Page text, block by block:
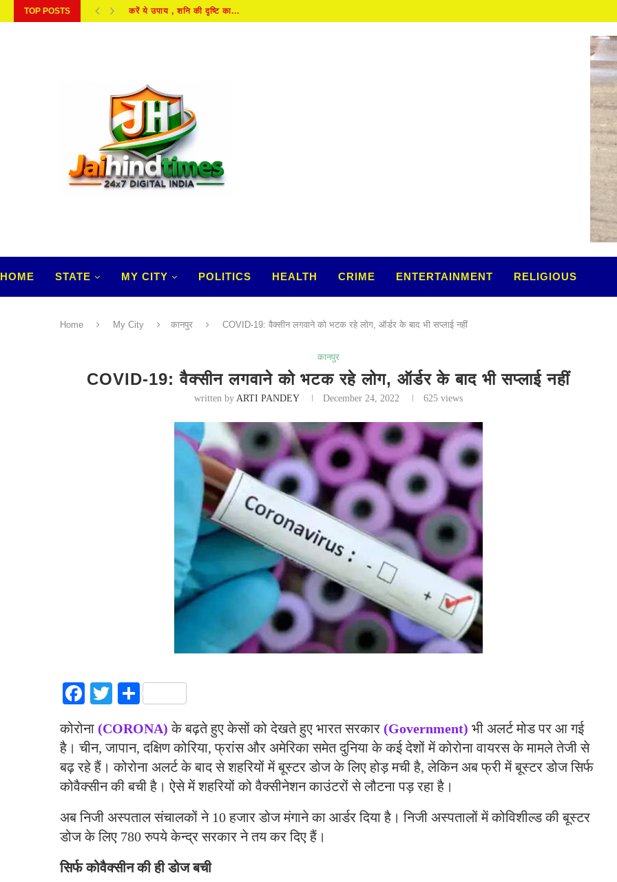
TOP POSTS
SAWAN SOMWAR VRAT DIET : जानिए, सावन सोमवार...
HOME STATE MY CITY POLITICS HEALTH CRIME ENTERTAINMENT RELIGIOUS
Home My City कानपुर COVID-19: वैक्सीन लगवाने को भटक रहे लोग, ऑर्डर के बाद भी सप्लाई नहीं
कानपुर
COVID-19: वैक्सीन लगवाने को भटक रहे लोग, ऑर्डर के बाद भी सप्लाई नहीं
written by ARTI PANDEY December 24, 2022 625views
Facebook
Twitter
Share
कोरोना (CORONA) के बढ़ते हुए केसों को देखते हुए भारत सरकार (Government) भी अलर्ट मोड पर आ गई
है। चीन, जापान, दक्षिण कोरिया, फ्रांस और अमेरिका समेत दुनिया के कई देशों में कोरोना वायरस के मामले तेजी से
बढ़ रहे हैं। कोरोना अलर्ट के बाद से शहरियों में बूस्टर डोज के लिए होड़ मची है, लेकिन अब फ्री में बूस्टर डोज सिर्फ
कोवैक्सीन की बची है। ऐसे में शहरियों को वैक्सीनेशन काउंटरों से लौटना पड़ रहा है।
अब निजी अस्पताल संचालकों ने 10 हजार डोज मंगाने का आर्डर दिया है। निजी अस्पतालों में कोविशील्ड की बूस्टर
डोज के लिए 780 रुपये केन्द्र सरकार ने तय कर दिए हैं।
सिर्फ कोवैक्सीन की ही डोज बची